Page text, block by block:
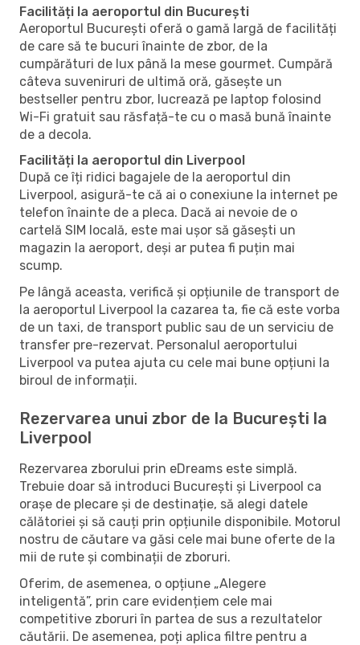
Facilități la aeroportul din București
Aeroportul București oferă o gamă largă de facilități
de care să te bucuri înainte de zbor, de la
cumpărături de lux până la mese gourmet. Cumpără
câteva suveniruri de ultimă oră, găsește un
bestseller pentru zbor, lucrează pe laptop folosind
Wi-Fi gratuit sau răsfață-te cu o masă bună înainte
de a decola.
Facilități la aeroportul din Liverpool
După ce îți ridici bagajele de la aeroportul din
Liverpool, asigură-te că ai o conexiune la internet pe
telefon înainte de a pleca. Dacă ai nevoie de o
cartelă SIM locală, este mai ușor să găsești un
magazin la aeroport, deși ar putea fi puțin mai
scump.
Pe lângă aceasta, verifică și opțiunile de transport de
la aeroportul Liverpool la cazarea ta, fie că este vorba
de un taxi, de transport public sau de un serviciu de
transfer pre-rezervat. Personalul aeroportului
Liverpool va putea ajuta cu cele mai bune opțiuni la
biroul de informații.
Rezervarea unui zbor de la București la
Liverpool
Rezervarea zborului prin eDreams este simplă.
Trebuie doar să introduci București și Liverpool ca
orașe de plecare și de destinație, să alegi datele
călătoriei și să cauți prin opțiunile disponibile. Motorul
nostru de căutare va găsi cele mai bune oferte de la
mii de rute și combinații de zboruri.
Oferim, de asemenea, o opțiune „Alegere
inteligentă”, prin care evidențiem cele mai
competitive zboruri în partea de sus a rezultatelor
căutării. De asemenea, poți aplica filtre pentru a